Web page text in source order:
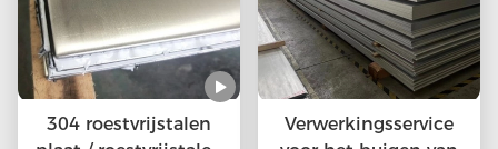
304 roestvrijstalen
Verwerkingsservice